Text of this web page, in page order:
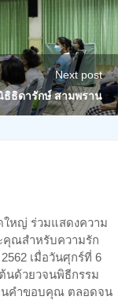
Next post
ธิธิดารักษ์ สามพราน
ใหญ่ ร่วมแสดงความ
คุณสำหรับความรัก
เมื่อวันศุกร์ที่ 6
นด้วยวจนพิธีกรรม
นคำขอบคุณ ตลอดจน